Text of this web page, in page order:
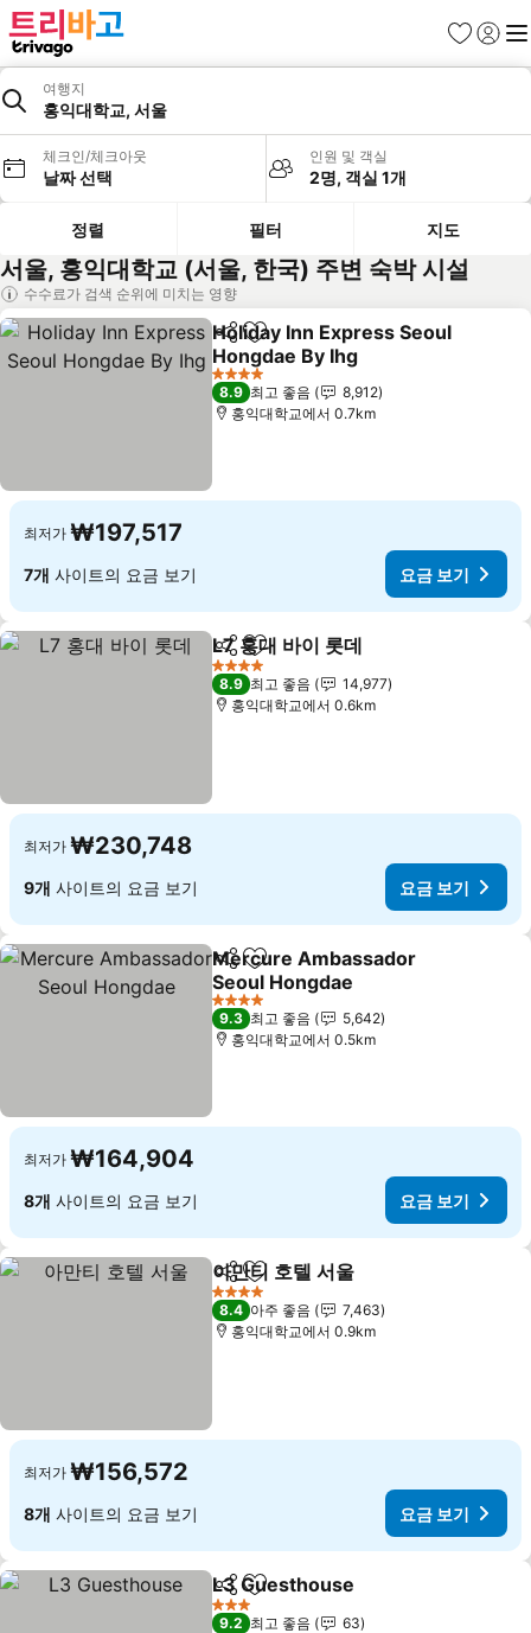
즐겨찾기
로그인
메
여행지
홍익대학교, 서울
체크인/체크아웃
날짜 선택
인원 및 객실
2명, 객실 1개
정렬 필터 지도
서울, 홍익대학교 (서울, 한국) 주변 숙박 시설
수수료가 검색 순위에 미치는 영향
공유 즐겨찾기에 추가
Holiday Inn Express Seoul
Hongdae By Ihg
요금 보기
4 성급
8.9 최고 좋음
8,912
홍익대학교에서 0.7km
최저가 ₩197,517
7개 사이트의 요금 보기 요금 보기
공유 즐겨찾기에 추가
L7 홍대 바이 롯데
4 성급
8.9 최고 좋음
14,977
홍익대학교에서 0.6km
최저가 ₩230,748
9개 사이트의 요금 보기 요금 보기
공유 즐겨찾기에 추가
Mercure Ambassador
Seoul Hongdae
요금 보기
4 성급
9.3 최고 좋음
5,642
홍익대학교에서 0.5km
최저가 ₩164,904
8개 사이트의 요금 보기 요금 보기
공유 즐겨찾기에 추가
아만티 호텔 서울
4 성급
8.4 아주 좋음
7,463
홍익대학교에서 0.9km
최저가 ₩156,572
8개 사이트의 요금 보기 요금 보기
공유 즐겨찾기에 추가
L3 Guesthouse
3 성급
9.2 최고 좋음
63